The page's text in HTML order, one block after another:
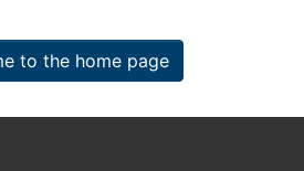
to the home page